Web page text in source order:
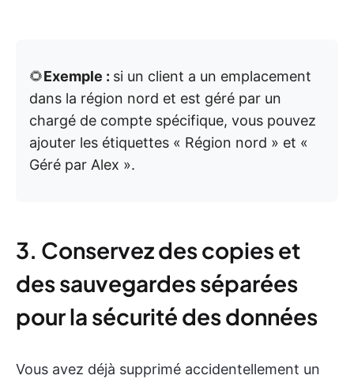
🌻Exemple : si un client a un emplacement
dans la région nord et est géré par un
chargé de compte spécifique, vous pouvez
ajouter les étiquettes « Région nord » et «
Géré par Alex ».
3. Conservez des copies et
des sauvegardes séparées
pour la sécurité des données
Vous avez déjà supprimé accidentellement un